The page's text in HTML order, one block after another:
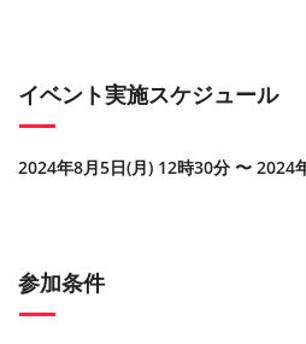
イベント実施スケジュール
2024年8月5日(月) 12時30分 〜 2024
参加条件